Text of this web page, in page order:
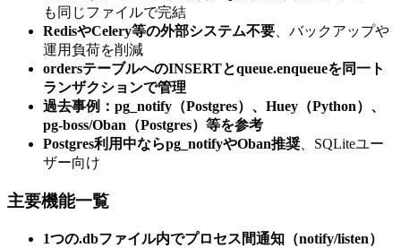
も同じファイルで完結
RedisやCelery等の外部システム不要 、バックアップや
運用負荷を削減
ordersテーブルへのINSERTとqueue.enqueueを同一ト
ランザクションで管理
過去事例：pg_notify（Postgres）、Huey（Python）、
pg-boss/Oban（Postgres）等を参考
Postgres利用中ならpg_notifyやOban推奨 、SQLiteユー
ザー向け
主要機能一覧
1つの.dbファイル内でプロセス間通知（notify/listen）